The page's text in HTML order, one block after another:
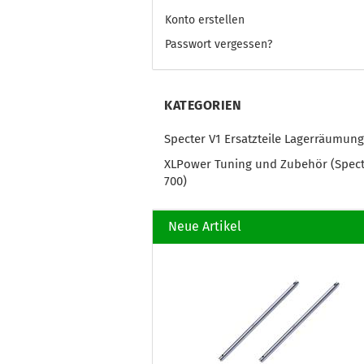
Konto erstellen
Passwort vergessen?
KATEGORIEN
Specter V1 Ersatzteile Lagerräumung
XLPower Tuning und Zubehör
700)
Neue Artikel